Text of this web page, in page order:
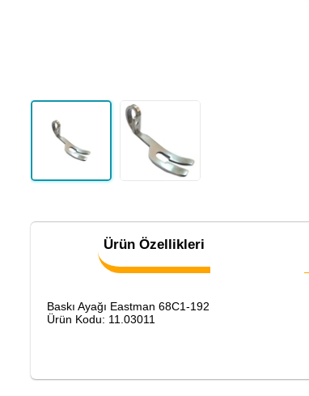
Ürün Özellikleri
Baskı Ayağı Eastman 68C1-192
Ürün Kodu: 11.03011